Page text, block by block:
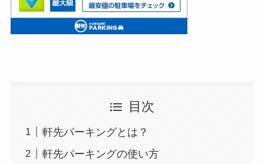
目次
軒先パーキングとは？
軒先パーキングの使い方